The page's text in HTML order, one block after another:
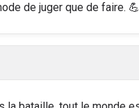
de juger que de faire. 💪